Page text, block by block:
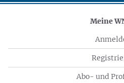
Meine
Abo- und